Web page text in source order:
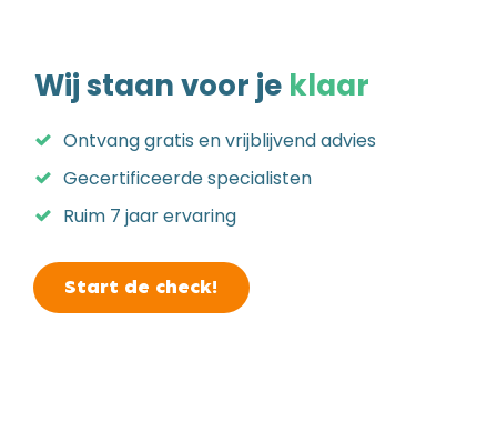
Wij staan voor je klaar
Ontvang gratis en vrijblijvend advies
Gecertificeerde specialisten
Ruim 7 jaar ervaring
Start de check!